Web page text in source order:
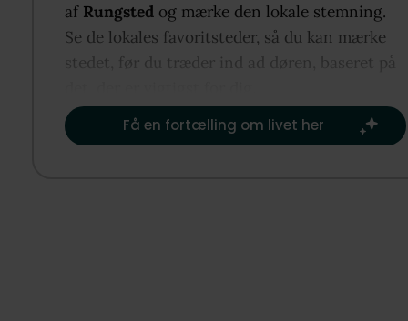
mad og samtidig være en del af livet i
De store glaspartier mod altanen lukker godt med
går du direkte ud på altanen, hvor fliserne
gulvet indefra og skaber en glidende overgang
af Rungsted og mærke den lokale stemning.
Se de lokales favoritsteder, så du kan mærke
stedet, før du træder ind ad døren, baseret på
Få en fortælling om livet her